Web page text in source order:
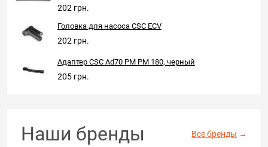
202 грн.
Головка для насоса CSC ECV
202 грн.
Адаптер CSC Ad70 PM PM 180, черный
205 грн.
Наши бренды Все бренды →